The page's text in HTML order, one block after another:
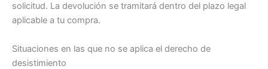
solicitud. La devolución se tramitará dentro del plazo legal
aplicable a tu compra.
Situaciones en las que no se aplica el derecho de
desistimiento